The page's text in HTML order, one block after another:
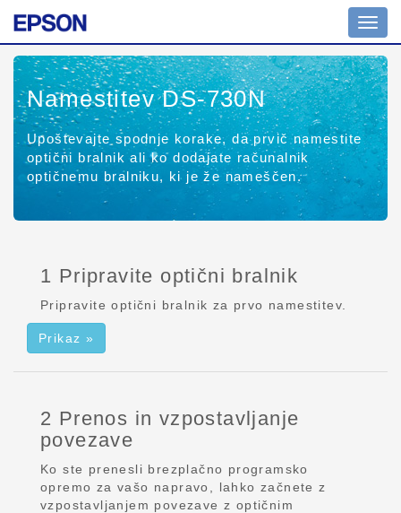
na
Namestitev DS-730N
Upoštevajte spodnje korake, da prvič namestite
optični bralnik ali ko dodajate računalnik
optičnemu bralniku, ki je že nameščen.
1 Pripravite optični bralnik
Pripravite optični bralnik za prvo namestitev.
Prikaz »
2 Prenos in vzpostavljanje
povezave
Ko ste prenesli brezplačno programsko
opremo za vašo napravo, lahko začnete z
vzpostavljanjem povezave z optičnim